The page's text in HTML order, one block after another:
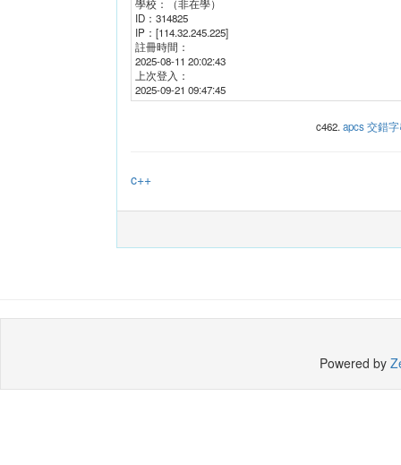
學校：
（非在學）
ID： 314825
IP： [114.32.245.225]
註冊時間：
2025-08-11 20:02:43
上次登入：
2025-09-21 09:47:45
c462. apcs 交錯
c++
Powered by